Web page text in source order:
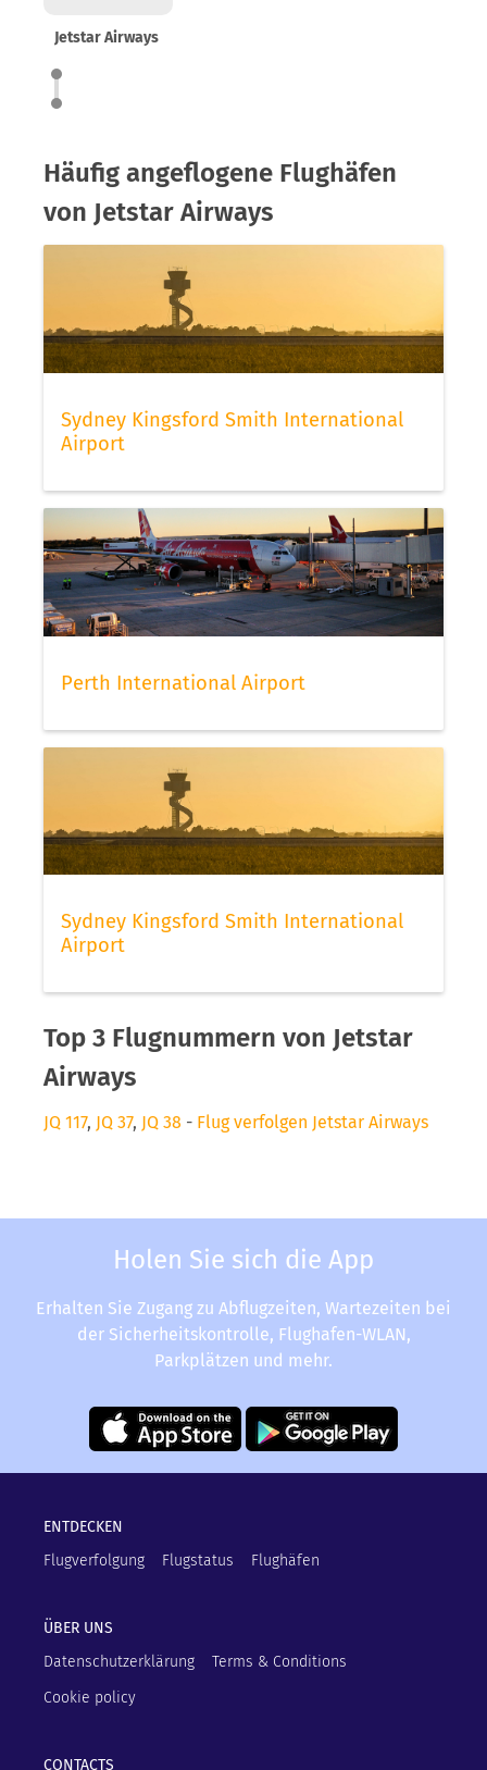
Jetstar Airways
Häufig angeflogene Flughäfen
von Jetstar Airways
Sydney Kingsford Smith International
Airport
Perth International Airport
Sydney Kingsford Smith International
Airport
Top 3 Flugnummern von Jetstar
Airways
JQ 117, JQ 37, JQ 38 - Flug verfolgen Jetstar Airways
Holen Sie sich die App
Erhalten Sie Zugang zu Abflugzeiten, Wartezeiten bei
der Sicherheitskontrolle, Flughafen-WLAN,
Parkplätzen und mehr.
ENTDECKEN
Flugverfolgung
Flugstatus Flughäfen
ÜBER UNS
Datenschutzerklärung
Terms & Conditions
Cookie policy
CONTACTS